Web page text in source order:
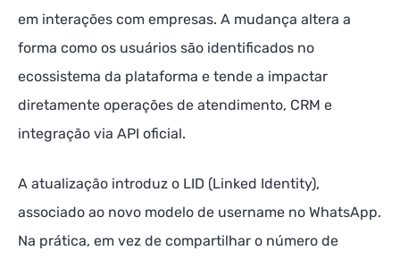
em interações com empresas. A mudança altera a
forma como os usuários são identificados no
ecossistema da plataforma e tende a impactar
diretamente operações de atendimento, CRM e
integração via API oficial.
A atualização introduz o LID (Linked Identity),
associado ao novo modelo de username no WhatsApp.
Na prática, em vez de compartilhar o número de